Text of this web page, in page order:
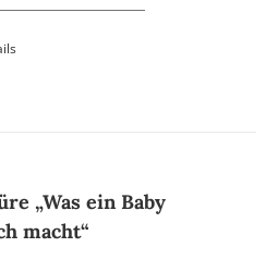
„Was ein Baby
macht“